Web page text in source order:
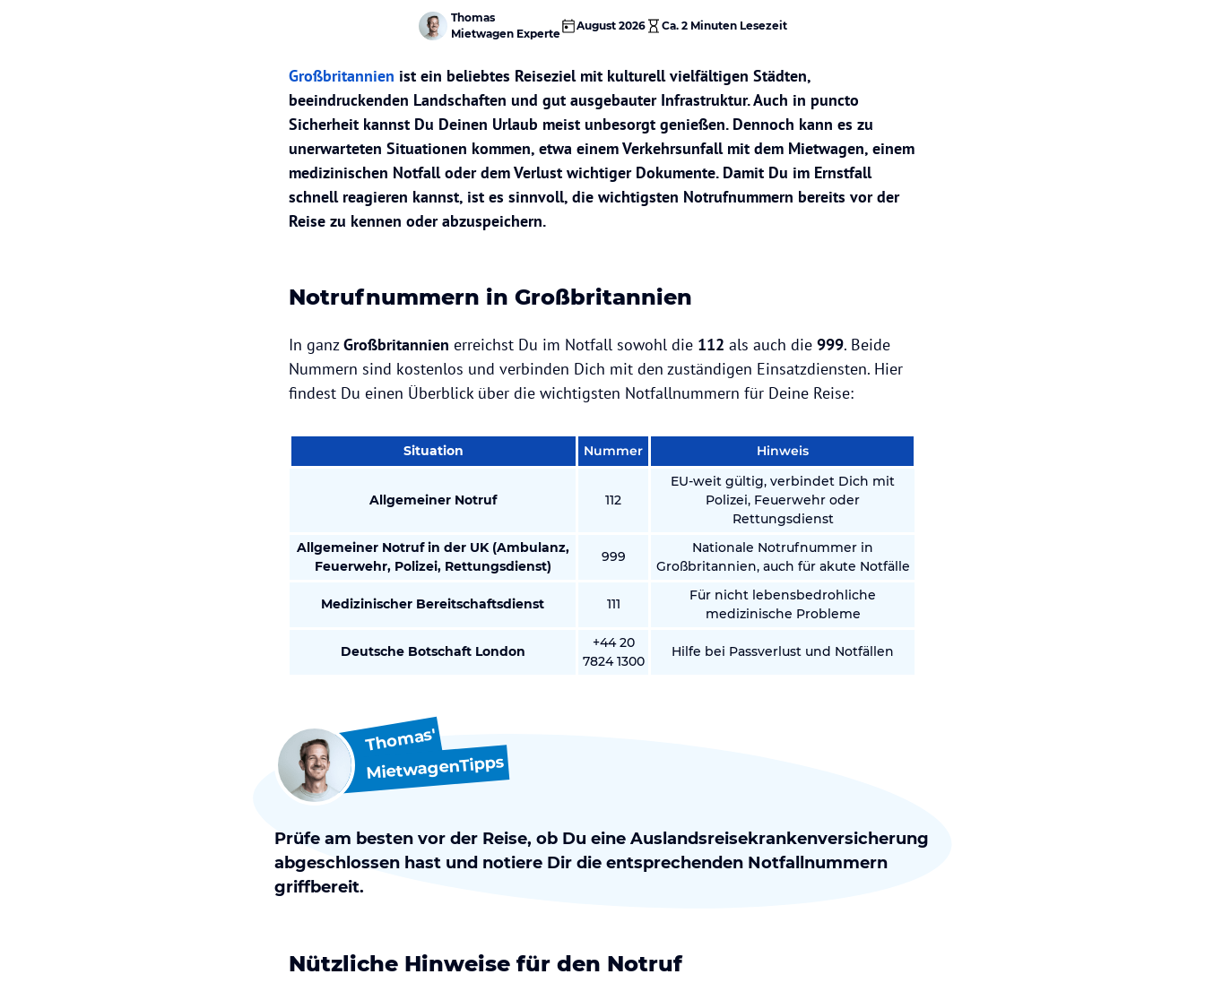
Thomas
Mietwagen Experte
August 2026 Ca. 2 MinutenLesezeit
Großbritannien ist ein beliebtes Reiseziel mit kulturell vielfältigen Städten,
beeindruckenden Landschaften und gut ausgebauter Infrastruktur. Auch in puncto
Sicherheit kannst Du Deinen Urlaub meist unbesorgt genießen. Dennoch kann es zu
unerwarteten Situationen kommen, etwa einem Verkehrsunfall mit dem Mietwagen, einem
medizinischen Notfall oder dem Verlust wichtiger Dokumente. Damit Du im Ernstfall
schnell reagieren kannst, ist es sinnvoll, die wichtigsten Notrufnummern bereits vor der
Reise zu kennen oder abzuspeichern.
Notrufnummern in Großbritannien
In ganzGroßbritannien erreichst Du im Notfall sowohl die 112 als auch die 999. Beide
Nummern sind kostenlos und verbinden Dich mit den zuständigen Einsatzdiensten. Hier
findest Du einen Überblick über die wichtigsten Notfallnummern für Deine Reise:
Situation Nummer Hinweis
Allgemeiner Notruf 112
EU-weit gültig, verbindet Dich mit
Polizei, Feuerwehr oder
Rettungsdienst
Allgemeiner Notruf in der UK (Ambulanz,
Feuerwehr, Polizei, Rettungsdienst)
999
Nationale Notrufnummer in
Großbritannien, auch für akute Notfälle
Medizinischer Bereitschaftsdienst 111
Für nicht lebensbedrohliche
medizinische Probleme
Deutsche Botschaft London
+44 20
7824 1300
Hilfe bei Passverlust und Notfällen
Thomas'
MietwagenTipps
Prüfe am besten vor der Reise, ob Du eine Auslandsreisekrankenversicherung
abgeschlossen hast und notiere Dir die entsprechenden Notfallnummern
griffbereit.
Nützliche Hinweise für den Notruf